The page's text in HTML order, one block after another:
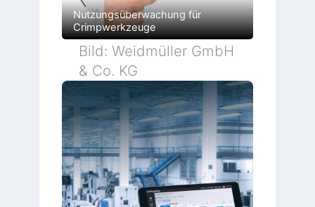
Nutzungsüberwachung für
Crimpwerkzeuge
Bild: Weidmüller GmbH
& Co. KG